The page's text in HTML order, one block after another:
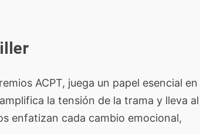
ACPT, juega un papel esencial en
la tensión de la trama y lleva al
enfatizan cada cambio emocional,